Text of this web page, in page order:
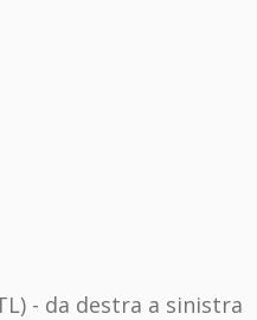
- da destra a sinistra